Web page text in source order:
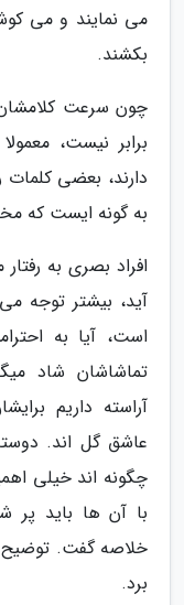
می نمایند و می
بکشند.
چون سرعت
برابر نیست،
دارند، بعضی
به گونه ایست که
افراد بصری به
آید، بیشتر توجه می
است، آیا به
تماشاشان شاد
آراسته داریم
عاشق گل اند.
چگونه اند خیلی
با آن ها باید پر
خلاصه گفت. توضیح
برد.